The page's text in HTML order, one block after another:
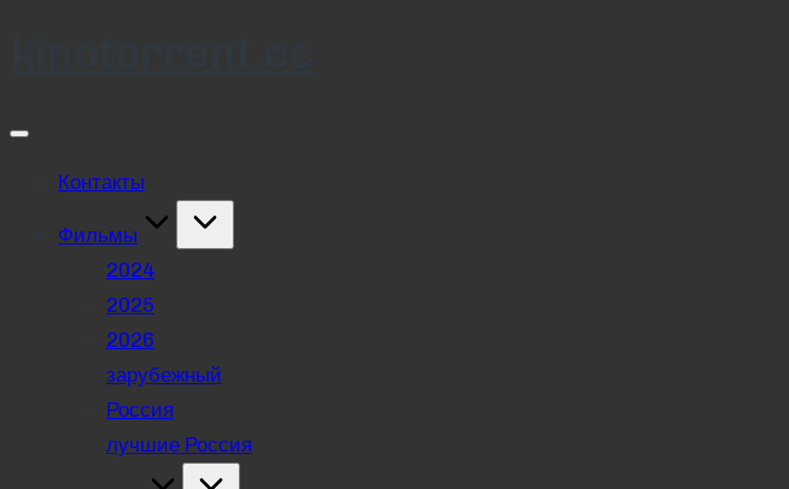
Контакты
Фильмы
2024
2025
2026
зарубежный
Россия
лучшие Россия